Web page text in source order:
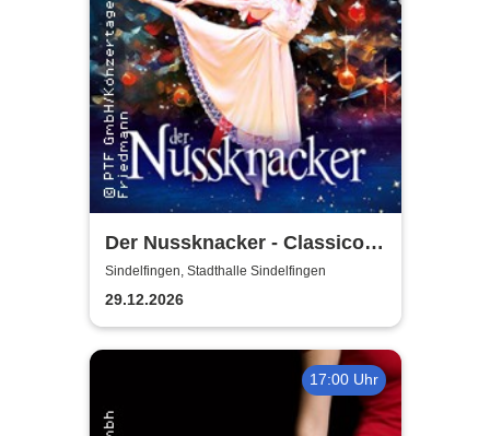
Der Nussknacker - Classico
Ballet Napoli
Sindelfingen, Stadthalle Sindelfingen
29.12.2026
17:00 Uhr